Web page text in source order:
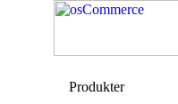
Produkter